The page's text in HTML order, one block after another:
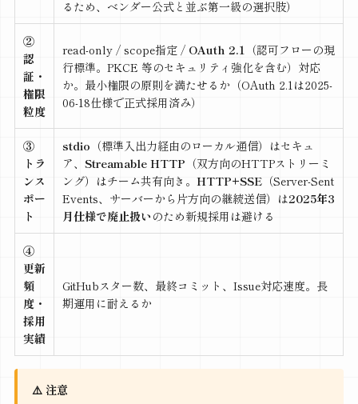
るため、ベンダー公式と並ぶ第一級の選択肢）
②
認
証・
権限
粒度
read-only / scope指定 / OAuth 2.1 （認可フローの現
行標準。PKCE 等のセキュリティ強化を含む）対応
か。最小権限の原則を満たせるか（OAuth 2.1は2025-
06-18仕様で正式採用済み）
③
トラ
ンス
ポー
ト
stdio （標準入出力経由のローカル通信）はセキュ
ア、 Streamable HTTP （双方向のHTTPストリーミ
ング）はチーム共有向き。 HTTP+SSE（Server-Sent
Events、サーバーから片方向の継続送信）は2025年3
月仕様で廃止扱いのため新規採用は避ける
④
更新
頻
度・
採用
実績
GitHubスター数、最終コミット、Issue対応速度。長
期運用に耐えるか
⚠️ 注意